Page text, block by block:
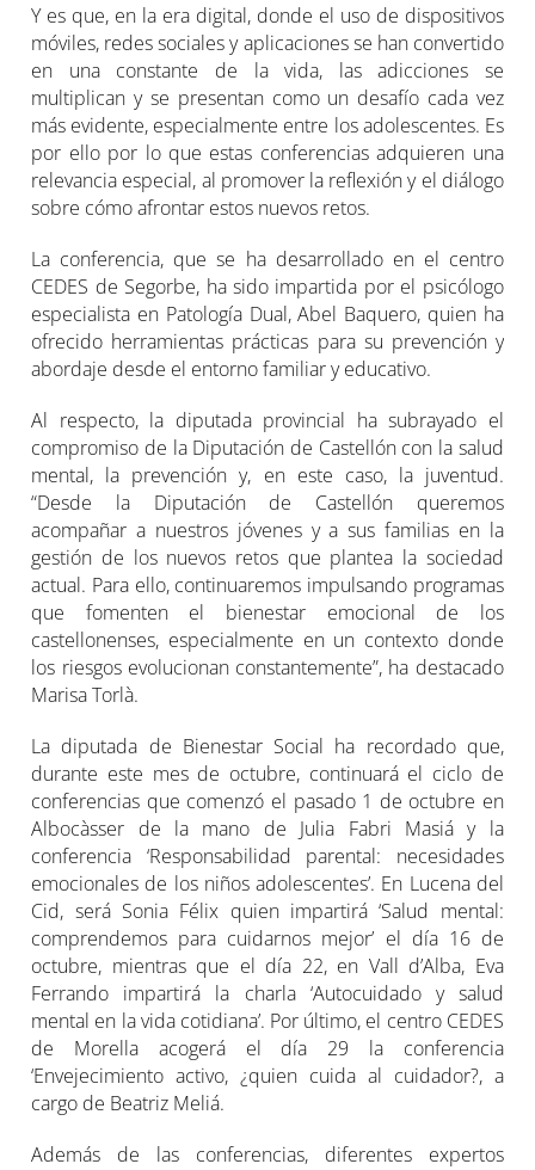
Y es que, en la era digital, donde el uso de dispositivos
móviles, redes sociales y aplicaciones se han convertido
en una constante de la vida, las adicciones se
multiplican y se presentan como un desafío cada vez
más evidente, especialmente entre los adolescentes. Es
por ello por lo que estas conferencias adquieren una
relevancia especial, al promover la reflexión y el diálogo
sobre cómo afrontar estos nuevos retos.
La conferencia, que se ha desarrollado en el centro
CEDES de Segorbe, ha sido impartida por el psicólogo
especialista en Patología Dual, Abel Baquero, quien ha
ofrecido herramientas prácticas para su prevención y
abordaje desde el entorno familiar y educativo.
Al respecto, la diputada provincial ha subrayado el
compromiso de la Diputación de Castellón con la salud
mental, la prevención y, en este caso, la juventud.
“Desde la Diputación de Castellón queremos
acompañar a nuestros jóvenes y a sus familias en la
gestión de los nuevos retos que plantea la sociedad
actual. Para ello, continuaremos impulsando programas
que fomenten el bienestar emocional de los
castellonenses, especialmente en un contexto donde
los riesgos evolucionan constantemente”, ha destacado
Marisa Torlà.
La diputada de Bienestar Social ha recordado que,
durante este mes de octubre, continuará el ciclo de
conferencias que comenzó el pasado 1 de octubre en
Albocàsser de la mano de Julia Fabri Masiá y la
conferencia ‘Responsabilidad parental: necesidades
emocionales de los niños adolescentes’. En Lucena del
Cid, será Sonia Félix quien impartirá ‘Salud mental:
comprendemos para cuidarnos mejor’ el día 16 de
octubre, mientras que el día 22, en Vall d’Alba, Eva
Ferrando impartirá la charla ‘Autocuidado y salud
mental en la vida cotidiana’. Por último, el centro CEDES
de Morella acogerá el día 29 la conferencia
‘Envejecimiento activo, ¿quien cuida al cuidador?, a
cargo de Beatriz Meliá.
Además de las conferencias, diferentes expertos